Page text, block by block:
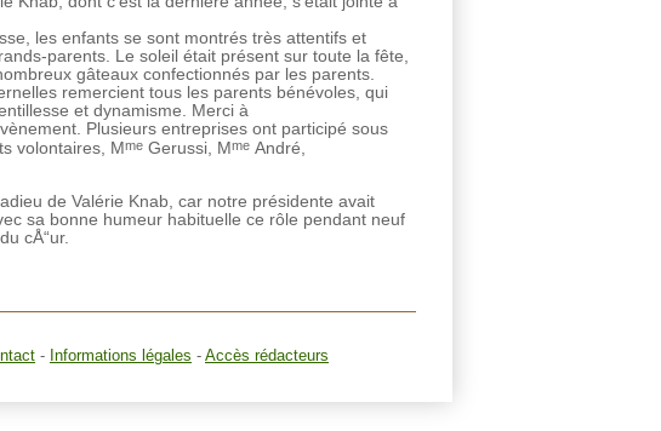
les enfants se sont montrés très attentifs et
parents. Le soleil était présent sur toute la fête,
gâteaux confectionnés par les parents.
remercient tous les parents bénévoles, qui
et dynamisme. Merci à
Plusieurs entreprises ont participé sous
volontaires, Mme Gerussi, Mme André,
de Valérie Knab, car notre présidente avait
sa bonne humeur habituelle ce rôle pendant neuf
cÅ“ur.
- Informations légales - Accès rédacteurs